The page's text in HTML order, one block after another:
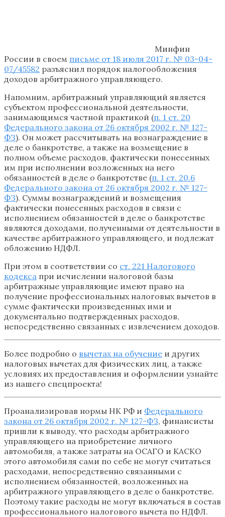
Минфин
России в своем письме от 18 июля 2017 г. № 03-04-
07/45582 разъяснил порядок налогообложения
доходов арбитражного управляющего.
Напомним, арбитражный управляющий является
субъектом профессиональной деятельности,
занимающимся частной практикой (п. 1 ст. 20
Федерального закона от 26 октября 2002 г. № 127-
ФЗ). Он может рассчитывать на вознаграждение в
деле о банкротстве, а также на возмещение в
полном объеме расходов, фактически понесенных
им при исполнении возложенных на него
обязанностей в деле о банкротстве (п. 1 ст. 20.6
Федерального закона от 26 октября 2002 г. № 127-
ФЗ). Суммы вознаграждений и возмещения
фактически понесенных расходов в связи с
исполнением обязанностей в деле о банкротстве
являются доходами, полученными от деятельности в
качестве арбитражного управляющего, и подлежат
обложению НДФЛ.
При этом в соответствии со ст. 221 Налогового
кодекса при исчислении налоговой базы
арбитражные управляющие имеют право на
получение профессиональных налоговых вычетов в
сумме фактически произведенных ими и
документально подтвержденных расходов,
непосредственно связанных с извлечением доходов.
Более подробно о вычетах на обучение и других
налоговых вычетах для физических лиц, а также
условиях их предоставления и оформлении узнайте
из нашего спецпроекта!
Проанализировав нормы НК РФ и Федерального
закона от 26 октября 2002 г. № 127-ФЗ, финансисты
пришли к выводу, что расходы арбитражного
управляющего на приобретение личного
автомобиля, а также затраты на ОСАГО и КАСКО
этого автомобиля сами по себе не могут считаться
расходами, непосредственно связанными с
исполнением обязанностей, возложенных на
арбитражного управляющего в деле о банкротстве.
Поэтому такие расходы не могут включаться в состав
профессионального налогового вычета по НДФЛ.